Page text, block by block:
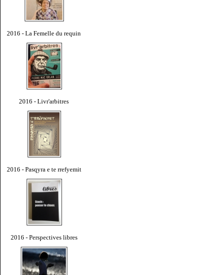
2016 - La Femelle du requin
2016 - Livr'arbitres
2016 - Pasqyra e te rrefyemit
2016 - Perspectives libres